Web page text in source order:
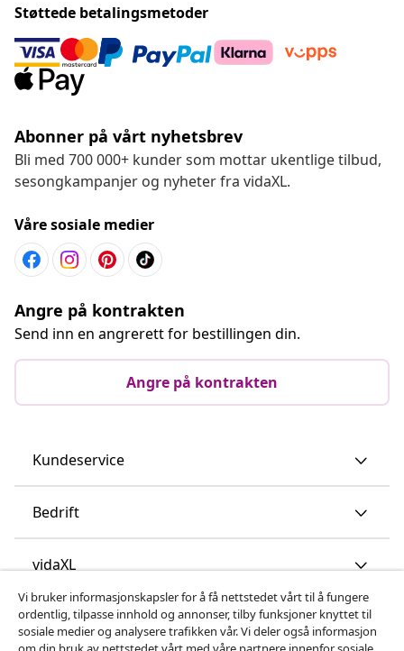
Støttede betalingsmetoder
Abonner på vårt nyhetsbrev
Bli med 700 000+ kunder som mottar ukentlige tilbud,
sesongkampanjer og nyheter fra vidaXL.
Våre sosiale medier
Angre på kontrakten
Send inn en angrerett for bestillingen din.
Angre på kontrakten
Kundeservice
Bedrift
vidaXL
Oppdag mer
Vi bruker informasjonskapsler for å få nettstedet vårt til å fungere
ordentlig, tilpasse innhold og annonser, tilby funksjoner knyttet til
sosiale medier og analysere trafikken vår. Vi deler også informasjon